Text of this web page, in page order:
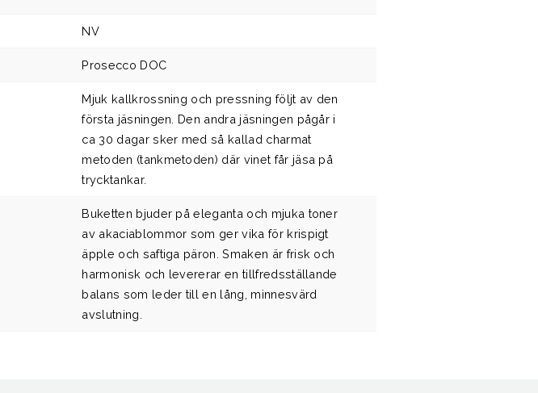
NV
Prosecco DOC
Mjuk kallkrossning och pressning följt av den
första jäsningen. Den andra jäsningen pågår i
ca 30 dagar sker med så kallad charmat
metoden (tankmetoden) där vinet får jäsa på
trycktankar.
Buketten bjuder på eleganta och mjuka toner
av akaciablommor som ger vika för krispigt
äpple och saftiga päron. Smaken är frisk och
harmonisk och levererar en tillfredsställande
balans som leder till en lång, minnesvärd
avslutning.